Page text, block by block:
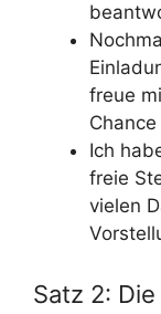
freue
Ich
freie
vielen
Satz 2: